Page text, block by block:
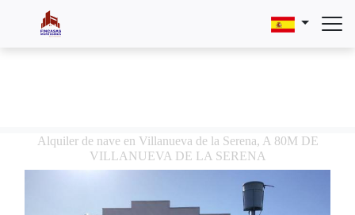
Alquiler de nave en Villanueva de la Serena, A 80M DE
VILLANUEVA DE LA SERENA